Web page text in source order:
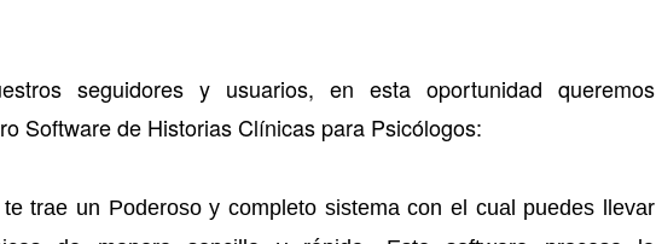
seguidores y usuarios, en esta oportunidad queremos
Software de Historias Clínicas para Psicólogos:
te trae un Poderoso y completo sistema con el cual puedes llevar